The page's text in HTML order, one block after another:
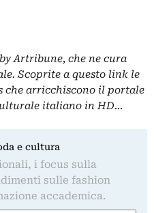
Artribune, che ne cura
Scoprite a questo link le
che arricchiscono il portale
italiano in HD…
e cultura
i focus sulla
sulle fashion
accademica.